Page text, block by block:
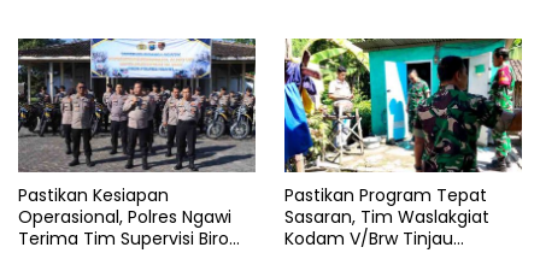
Pastikan Kesiapan
Operasional, Polres Ngawi
Terima Tim Supervisi Biro
Pastikan Program Tepat
Sasaran, Tim Waslakgiat
Kodam V/Brw Tinjau